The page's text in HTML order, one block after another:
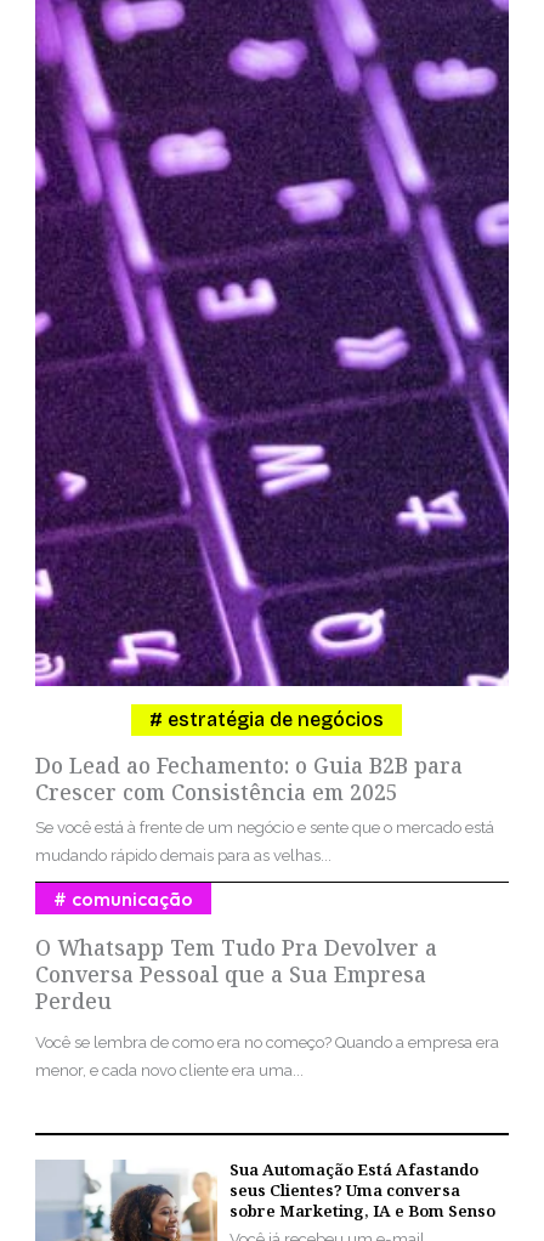
Do Lead ao Fechamento: o Guia B2B para
Crescer com Consistência em 2025
estratégia de negócios
Se você está à frente de um negócio e sente que o mercado está
mudando rápido demais para as velhas...
O Whatsapp Tem Tudo Pra Devolver a
Conversa Pessoal que a Sua Empresa
Perdeu
comunicação
Você se lembra de como era no começo? Quando a empresa era
menor, e cada novo cliente era uma...
Sua Automação Está Afastando
seus Clientes? Uma conversa
sobre Marketing, IA e Bom Senso